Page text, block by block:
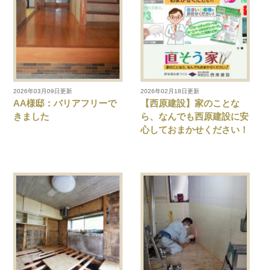
2026年03月09日更新
AA様邸：バリアフリーで
きました
2026年02月18日更新
【西原建設】家のことな
ら、なんでも西原建設に安
心しておまかせください！